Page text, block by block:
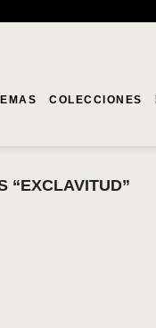
COLECCIONES
“EXCLAVITUD”